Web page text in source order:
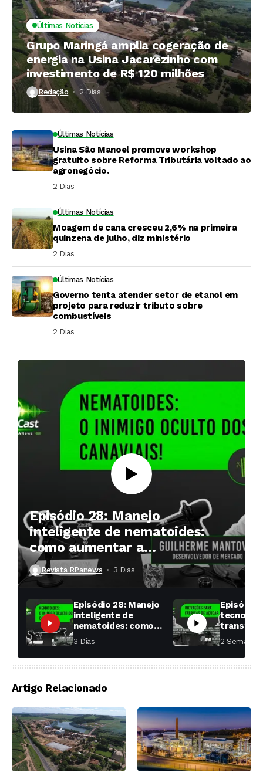
Últimas Notícias
Grupo Maringá amplia cogeração de
energia na Usina Jacarezinho com
investimento de R$ 120 milhões
Redação 2 Dias ⁮
Últimas Notícias
Usina São Manoel promove workshop
gratuito sobre Reforma Tributária voltado ao
agronegócio.
2 Dias ⁮
Últimas Notícias
Moagem de cana cresceu 2,6% na primeira
quinzena de julho, diz ministério
2 Dias ⁮
Últimas Notícias
Governo tenta atender setor de etanol em
projeto para reduzir tributo sobre
combustíveis
2 Dias ⁮
Episódio 28: Manejo
inteligente de nematoides:
como aumentar a
produtividade das soqueiras?
Revista RPanews 3 Dias ⁮
Episódio 28: Manejo
inteligente de
nematoides: como
aumentar a
produtividade das
soqueiras?
3 Dias ⁮
Episódio
fábricas
2 Semanas ⁮
Artigo Relacionado